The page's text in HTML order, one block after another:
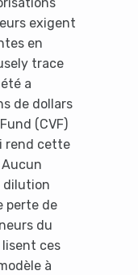
exigent
en
trace
a
de dollars
(CVF)
rend cette
dilution
perte de
du
ces
à